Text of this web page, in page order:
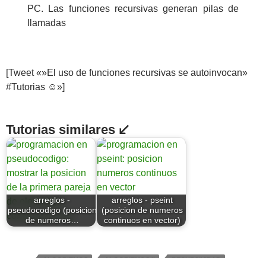
PC. Las funciones recursivas generan pilas de
llamadas
[Tweet «»El uso de funciones recursivas se autoinvocan»
#Tutorias ☺»]
Tutorias similares ↙
arreglos -
pseudocodigo (posicion
de numeros…
arreglos - pseint
(posicion de numeros
continuos en vector)